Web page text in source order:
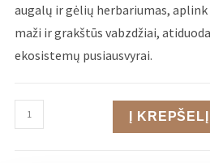
augalų ir gėlių herbariumas,
maži ir grakštūs vabzdžiai,
ekosistemų pusiausvyrai.
Į KREPŠELĮ